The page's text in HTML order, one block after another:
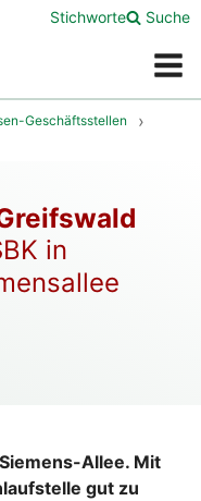
Menü
Stichworte Suche
Geschäftsstellen
in
Allee. Mit
gut zu